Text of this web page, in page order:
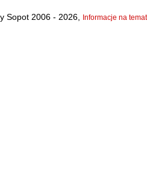
Sopot 2006 - 2026, Informacje na